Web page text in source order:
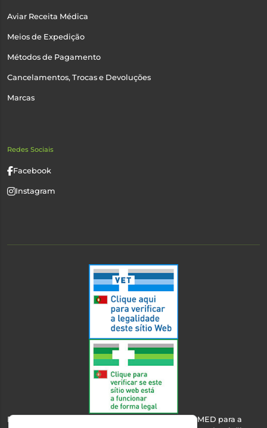
Aviar Receita Médica
Meios de Expedição
Métodos de Pagamento
Cancelamentos, Trocas e Devoluções
Marcas
Redes Sociais
Facebook
Instagram
Esta farmácia encontra-se autorizada pelo INFARMED para a